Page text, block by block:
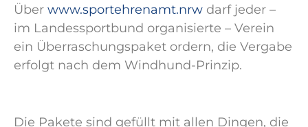
Über www.sportehrenamt.nrw darf jeder –
im Landessportbund organisierte – Verein
ein Überraschungspaket ordern, die Vergabe
erfolgt nach dem Windhund-Prinzip.
Die Pakete sind gefüllt mit allen Dingen, die